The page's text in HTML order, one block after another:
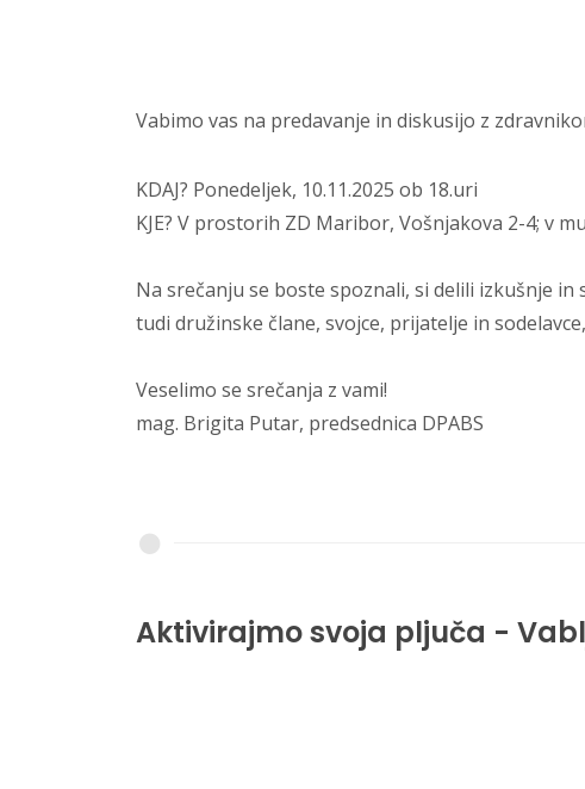
Vabimo vas na predavanje in diskusijo z
KDAJ? Ponedeljek, 10.11.2025 ob 18.uri
KJE? V prostorih ZD Maribor, Vošnjakova 2-4; v
Na srečanju se boste spoznali, si delili izkušnje
tudi družinske člane, svojce, prijatelje in
Veselimo se srečanja z vami!
mag. Brigita Putar, predsednica DPABS
Aktivirajmo svoja pljuča -